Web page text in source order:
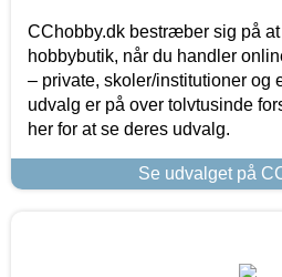
CChobby.dk bestræber sig på
hobbybutik, når du handler
– private, skoler/institutioner og
udvalg er på over tolvtusinde
her for at se deres udvalg.
Se udvalget på